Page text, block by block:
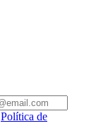
Política de